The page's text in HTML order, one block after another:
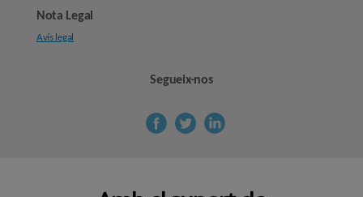
Nota Legal
Avís legal
Segueix-nos